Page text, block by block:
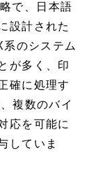
で、日本語
設計された
のシステム
が多く、印
確に処理す
複数のバイ
応を可能に
していま